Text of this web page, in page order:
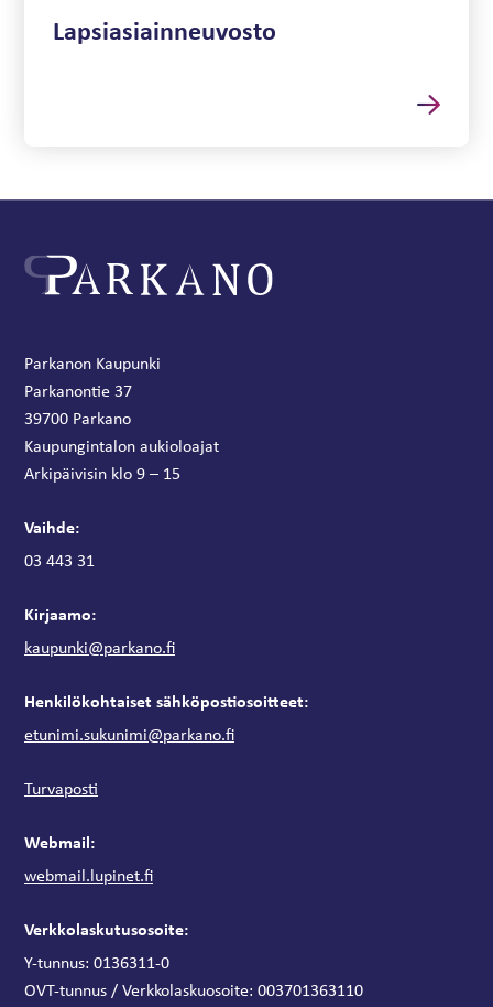
Lapsiasiainneuvosto
Parkanon Kaupunki
Parkanontie 37
39700 Parkano
Kaupungintalon aukioloajat
Arkipäivisin klo 9 – 15
Vaihde:
03 443 31
Kirjaamo:
kaupunki@parkano.fi
Henkilökohtaiset sähköpostiosoitteet:
etunimi.sukunimi@parkano.fi
Turvaposti
Webmail:
webmail.lupinet.fi
Verkkolaskutusosoite:
Y-tunnus: 0136311-0
OVT-tunnus / Verkkolaskuosoite: 003701363110